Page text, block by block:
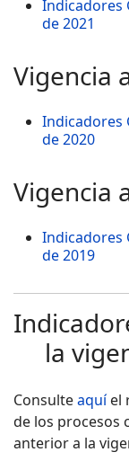
Indicadores
de 2021
Vigencia
Indicadores
de 2020
Vigencia
Indicadores
de 2019
la
Consulteaquíel
de los procesos
anterior a la